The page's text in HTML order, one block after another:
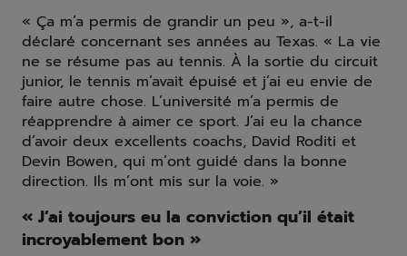
« Ça m’a permis de grandir un peu », a-t-il
déclaré concernant ses années au Texas. « La vie
ne se résume pas au tennis. À la sortie du circuit
junior, le tennis m’avait épuisé et j’ai eu envie de
faire autre chose. L’université m’a permis de
réapprendre à aimer ce sport. J’ai eu la chance
d’avoir deux excellents coachs, David Roditi et
Devin Bowen, qui m’ont guidé dans la bonne
direction. Ils m’ont mis sur la voie. »
« J’ai toujours eu la conviction qu’il était
incroyablement bon »